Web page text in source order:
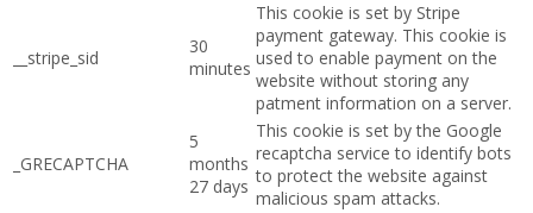
__stripe_sid
30
minutes
This cookie is set by Stripe
payment gateway. This cookie is
used to enable payment on the
website without storing any
patment information on a server.
_GRECAPTCHA
5
months
27 days
This cookie is set by the Google
recaptcha service to identify bots
to protect the website against
malicious spam attacks.